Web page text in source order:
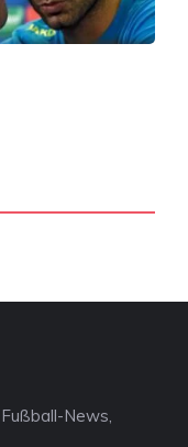
News,